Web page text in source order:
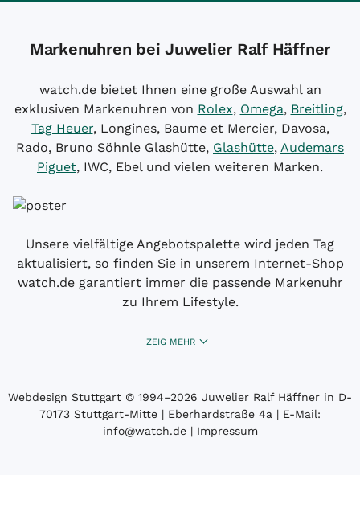
Markenuhren bei Juwelier Ralf Häffner
watch.de bietet Ihnen eine große Auswahl an
exklusiven Markenuhren von Rolex, Omega, Breitling,
Tag Heuer, Longines, Baume et Mercier, Davosa,
Rado, Bruno Söhnle Glashütte, Glashütte, Audemars
Piguet, IWC, Ebel und vielen weiteren Marken.
Unsere vielfältige Angebotspalette wird jeden Tag
aktualisiert, so finden Sie in unserem Internet-Shop
watch.de garantiert immer die passende Markenuhr
zu Ihrem Lifestyle.
ZEIG MEHR
Webdesign Stuttgart © 1994­–2026 Juwelier Ralf Häffner in D-
70173 Stuttgart-Mitte | Eberhardstraße 4a | E-Mail:
info@watch.de|Impressum